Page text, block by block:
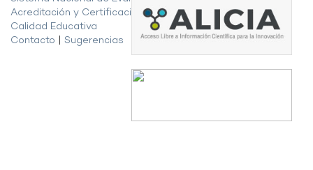
Acreditación y Certificación de la
Calidad Educativa
Contacto
Sugerencias